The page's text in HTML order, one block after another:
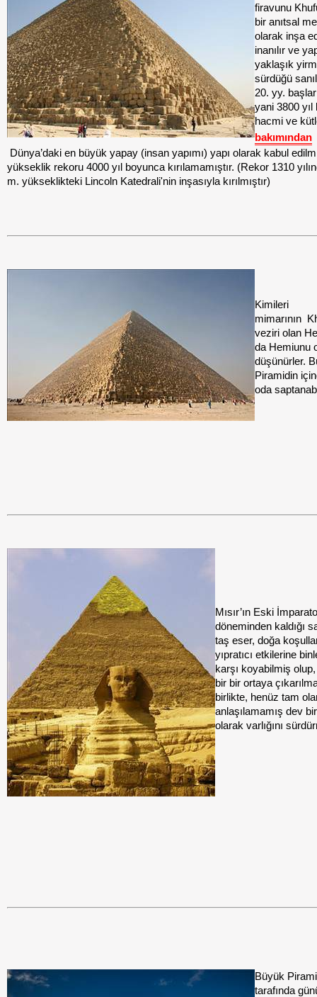
firavunu
bir anıtsal
olarak inşa
inanılır ve
yaklaşık
sürdüğü
20. yy.
yani 3800 yıl
hacmi ve
bakımından
Dünya’daki en büyük yapay (insan yapımı) yapı olarak kabul
yükseklik rekoru 4000 yıl boyunca kırılamamıştır. (Rekor 1310
m. yükseklikteki Lincoln Katedrali'nin inşasıyla kırılmıştır)
Kimileri
mimarının
veziri olan
da Hemiunu
düşünürler.
Piramidin
oda
Mısır’ın Eski
döneminden kaldığı
taş eser, doğa
yıpratıcı etkilerine
karşı koyabilmiş
bir bir ortaya
birlikte, henüz tam
anlaşılamamış dev
olarak varlığını
Büyük
tarafında